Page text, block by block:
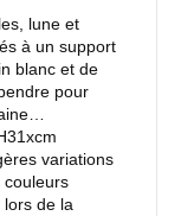
lune et
à un support
blanc et de
pour
variations
couleurs
de la